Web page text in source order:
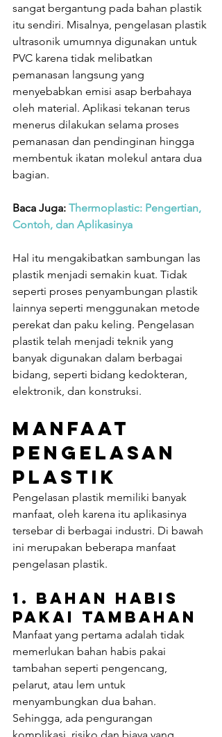
sangat bergantung pada bahan plastik
itu sendiri. Misalnya, pengelasan plastik
ultrasonik umumnya digunakan untuk
PVC karena tidak melibatkan
pemanasan langsung yang
menyebabkan emisi asap berbahaya
oleh material. Aplikasi tekanan terus
menerus dilakukan selama proses
pemanasan dan pendinginan hingga
membentuk ikatan molekul antara dua
bagian.
Baca Juga: Thermoplastic: Pengertian,
Contoh, dan Aplikasinya
Hal itu mengakibatkan sambungan las
plastik menjadi semakin kuat. Tidak
seperti proses penyambungan plastik
lainnya seperti menggunakan metode
perekat dan paku keling. Pengelasan
plastik telah menjadi teknik yang
banyak digunakan dalam berbagai
bidang, seperti bidang kedokteran,
elektronik, dan konstruksi.
Manfaat
Pengelasan
Plastik
Pengelasan plastik memiliki banyak
manfaat, oleh karena itu aplikasinya
tersebar di berbagai industri. Di bawah
ini merupakan beberapa manfaat
pengelasan plastik.
1. Bahan Habis
Pakai Tambahan
Manfaat yang pertama adalah tidak
memerlukan bahan habis pakai
tambahan seperti pengencang,
pelarut, atau lem untuk
menyambungkan dua bahan.
Sehingga, ada pengurangan